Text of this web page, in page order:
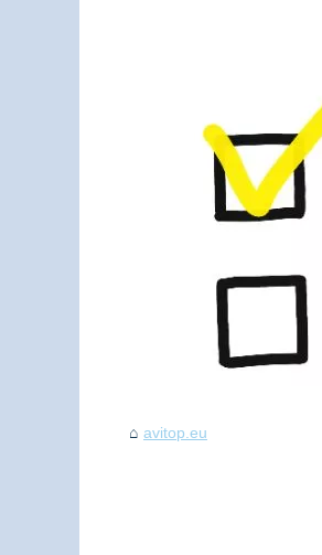
avitop.eu